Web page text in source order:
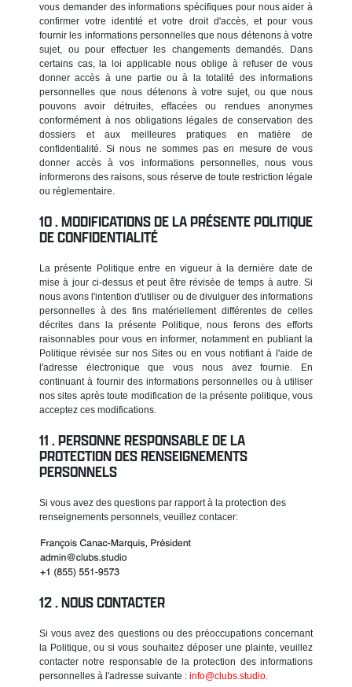
vous demander des informations spécifiques pour nous aider à
confirmer votre identité et votre droit d'accès, et pour vous
fournir les informations personnelles que nous détenons à votre
sujet, ou pour effectuer les changements demandés. Dans
certains cas, la loi applicable nous oblige à refuser de vous
donner accès à une partie ou à la totalité des informations
personnelles que nous détenons à votre sujet, ou que nous
pouvons avoir détruites, effacées ou rendues anonymes
conformément à nos obligations légales de conservation des
dossiers et aux meilleures pratiques en matière de
confidentialité. Si nous ne sommes pas en mesure de vous
donner accès à vos informations personnelles, nous vous
informerons des raisons, sous réserve de toute restriction légale
ou réglementaire.
MODIFICATIONS DE LA PRÉSENTE POLITIQUE
DE CONFIDENTIALITÉ
La présente Politique entre en vigueur à la dernière date de
mise à jour ci-dessus et peut être révisée de temps à autre. Si
nous avons l'intention d'utiliser ou de divulguer des informations
personnelles à des fins matériellement différentes de celles
décrites dans la présente Politique, nous ferons des efforts
raisonnables pour vous en informer, notamment en publiant la
Politique révisée sur nos Sites ou en vous notifiant à l'aide de
l'adresse électronique que vous nous avez fournie. En
continuant à fournir des informations personnelles ou à utiliser
nos sites après toute modification de la présente politique, vous
acceptez ces modifications.
PERSONNE RESPONSABLE DE LA
PROTECTION DES RENSEIGNEMENTS
PERSONNELS
Si vous avez des questions par rapport à la protection des
renseignements personnels, veuillez contacer:
NOUS CONTACTER
Si vous avez des questions ou des préoccupations concernant
la Politique, ou si vous souhaitez déposer une plainte, veuillez
contacter notre responsable de la protection des informations
personnelles à l'adresse suivante : info@clubs.studio.